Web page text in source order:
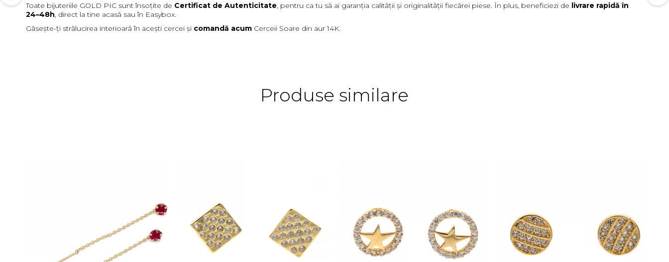
Toate bijuteriile GOLD PIC sunt însoțite de Certificat de Autenticitate , pentru ca tu să ai garanția calității și originalității fiecărei piese. În plus, beneficiezi de livrare rapidă în
24–48h , direct la tine acasă sau în Easybox.
Găsește-ți strălucirea interioară în acești cercei și comandă acum Cerceii Soare din aur 14K.
Produse similare